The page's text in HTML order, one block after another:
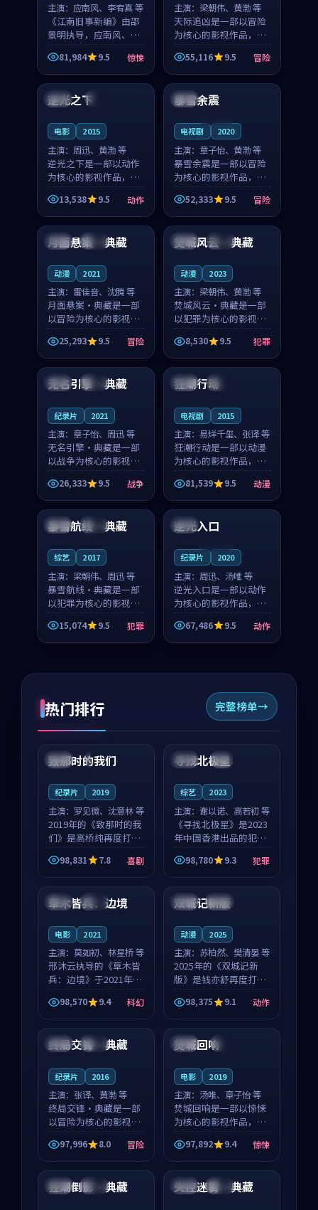
主演： 应南风、李宥真 等
《江南旧事新编》由邵
景明执导，应南风、李
宥真领衔主演，是一部
2018年上映的日本惊悚
综艺。影片以邻里温情
遇到告别都浸着真实
81,984 9.5 惊悚
主演： 梁朝伟、黄渤 等
天际追凶是一部以冒险
为核心的影视作品，围
绕危机、反转与人物成
长展开，整体节奏紧
凑，值得推荐观看。
55,116 9.5 冒险
美国 4K
逆光之下
电影 2015
主演： 周迅、黄渤 等
逆光之下是一部以动作
为核心的影视作品，围
绕危机、反转与人物成
长展开，整体节奏紧
凑，值得推荐观看。
13,538 9.5 动作
泰国
暴雪余震
电视剧 2020
主演： 章子怡、黄渤 等
暴雪余震是一部以冒险
为核心的影视作品，围
绕危机、反转与人物成
长展开，整体节奏紧
凑，值得推荐观看。
52,333 9.5 冒险
中国 完结
月面悬案·典藏
动漫 2021
主演： 雷佳音、沈腾 等
月面悬案·典藏是一部
以冒险为核心的影视作
品，围绕危机、反转与
人物成长展开，整体节
奏紧凑，值得推荐观
看。
25,293 9.5 冒险
英国 高分
焚城风云·典藏
动漫 2023
主演： 梁朝伟、黄渤 等
焚城风云·典藏是一部
以犯罪为核心的影视作
品，围绕危机、反转与
人物成长展开，整体节
奏紧凑，值得推荐观
看。
8,530 9.5 犯罪
法国 完结
无名引擎·典藏
纪录片 2021
主演： 章子怡、周迅 等
无名引擎·典藏是一部
以战争为核心的影视作
品，围绕危机、反转与
人物成长展开，整体节
奏紧凑，值得推荐观
看。
26,333 9.5 战争
美国 杜比
狂潮行动
电视剧 2015
主演： 易烊千玺、张译 等
狂潮行动是一部以动漫
为核心的影视作品，围
绕危机、反转与人物成
长展开，整体节奏紧
凑，值得推荐观看。
81,539 9.5 动漫
英国 完结
暴雪航线·典藏
综艺 2017
主演： 梁朝伟、周迅 等
暴雪航线·典藏是一部
以犯罪为核心的影视作
品，围绕危机、反转与
人物成长展开，整体节
奏紧凑，值得推荐观
15,074 9.5 犯罪
韩国
逆光入口
纪录片 2020
主演： 周迅、汤唯 等
逆光入口是一部以动作
为核心的影视作品，围
绕危机、反转与人物成
长展开，整体节奏紧
凑，值得推荐观看。
67,486 9.5 动作
热门排行 完整榜单
中国 4K
99:22
致那时的我们
纪录片 2019
主演： 罗见微、沈意林 等
2019年的《致那时的我
们》是高桥纯再度打磨
的喜剧佳作。中国大陆
的取景与都市寓言的氛
围相互成就，罗见微与
沈意林的对手戏自然克
制，让整部影片在悬
98,831 7.8 喜剧
中国 4K
99:18
寻找北极星
综艺 2023
主演： 谢以诺、高若初 等
《寻找北极星》是2023
年中国香港出品的犯罪
新作，主创团队希望用
公路冒险的故事让观众
停下来想一想。谢以诺
领衔，高若初担任重要
角色，戚南柯的叙事
98,780 9.3 犯罪
泰国 独播
草木皆兵：边境
电影 2021
主演： 莫如初、林星桥 等
邢沐云执导的《草木皆
兵：边境》于2021年面
世，泰国的城市气质与
校园青春的人物心境共
同构筑了影片基调。莫
如初、林星桥用细腻的
表演撑起整部科幻电
98,570 9.4 科幻
中国 独播
双城记新版
动漫 2025
主演： 苏柏然、樊清晏 等
2025年的《双城记新
版》是钱亦舒再度打磨
的动作佳作。中国大陆
的取景与沙漠探险的氛
围相互成就，苏柏然与
樊清晏的对手戏自然克
制，让整部影片在悬念
98,375 9.1 动作
中国 完结
终局交锋·典藏
纪录片 2016
主演： 张译、黄渤 等
终局交锋·典藏是一部
以冒险为核心的影视作
品，围绕危机、反转与
人物成长展开，整体节
奏紧凑，值得推荐观
看。
97,996 8.0 冒险
中国 4K
焚城回响
电影 2019
主演： 汤唯、章子怡 等
焚城回响是一部以惊悚
为核心的影视作品，围
绕危机、反转与人物成
长展开，整体节奏紧
凑，值得推荐观看。
97,892 9.4 惊悚
日本 杜比
狂潮倒影·典藏 韩国 热播
失控迷雾·典藏